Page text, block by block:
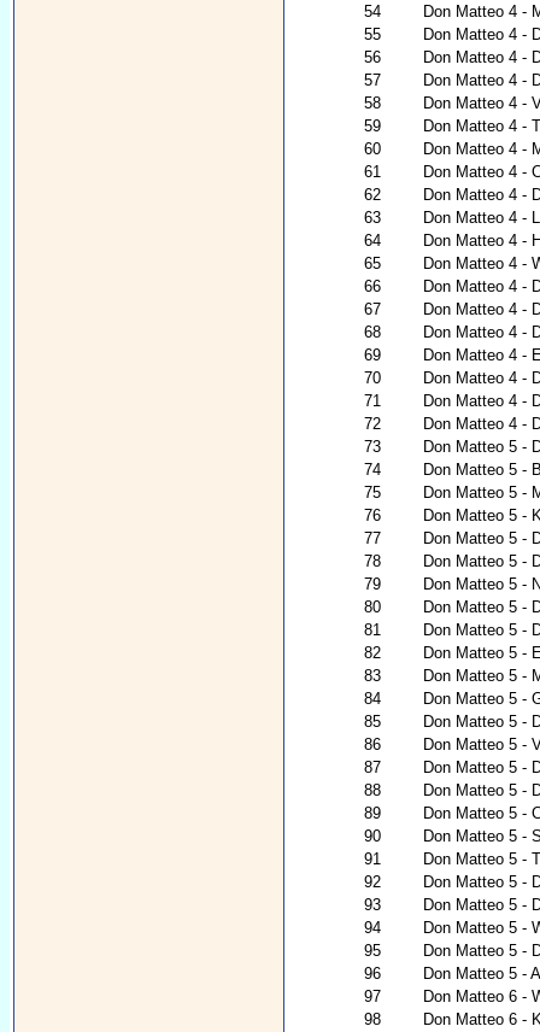
54
Don Matteo 4 -
55
Don Matteo 4 -
56
Don Matteo 4 -
57
Don Matteo 4 -
58
Don Matteo 4 -
59
Don Matteo 4 -
60
Don Matteo 4 -
61
Don Matteo 4 -
62
Don Matteo 4 -
63
Don Matteo 4 -
64
Don Matteo 4 -
65
Don Matteo 4 -
66
Don Matteo 4 -
67
Don Matteo 4 -
68
Don Matteo 4 -
69
Don Matteo 4 -
70
Don Matteo 4 -
71
Don Matteo 4 -
72
Don Matteo 4 -
73
Don Matteo 5 -
74
Don Matteo 5 -
75
Don Matteo 5 -
76
Don Matteo 5 -
77
Don Matteo 5 -
78
Don Matteo 5 -
79
Don Matteo 5 -
80
Don Matteo 5 -
81
Don Matteo 5 -
82
Don Matteo 5 -
83
Don Matteo 5 -
84
Don Matteo 5 -
85
Don Matteo 5 -
86
Don Matteo 5 -
87
Don Matteo 5 -
88
Don Matteo 5 -
89
Don Matteo 5 -
90
Don Matteo 5 -
91
Don Matteo 5 -
92
Don Matteo 5 -
93
Don Matteo 5 -
94
Don Matteo 5 -
95
Don Matteo 5 -
96
Don Matteo 5 -
97
Don Matteo 6 -
98
Don Matteo 6 -